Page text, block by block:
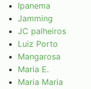
Ipanema
Jamming
JC palheiros
Luiz Porto
Mangarosa
Maria E.
Maria Maria